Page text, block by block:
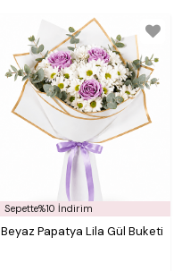
Sepette%10 İndirim
Beyaz Papatya Lila Gül Buketi